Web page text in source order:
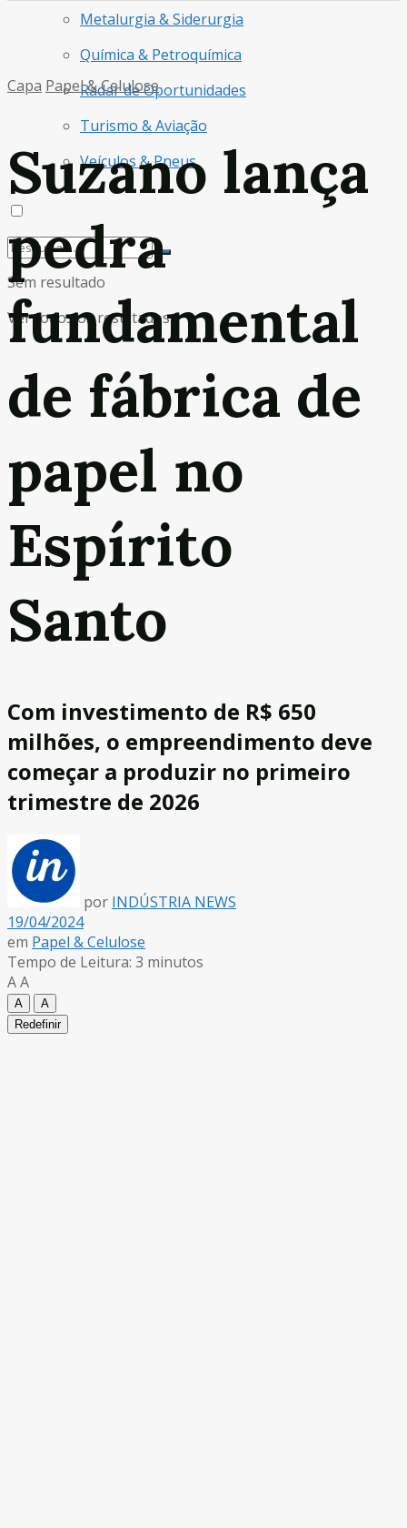
Metalurgia & Siderurgia
Química & Petroquímica
Radar de Oportunidades
Turismo & Aviação
Veículos & Pneus
Sem resultado
Ver todos os resultados
Capa Papel & Celulose
Suzano lança
pedra
fundamental
de fábrica de
papel no
Espírito
Santo
Com investimento de R$ 650
milhões, o empreendimento deve
começar a produzir no primeiro
trimestre de 2026
por INDÚSTRIA NEWS
19/04/2024
em Papel & Celulose
Tempo de Leitura: 3 minutos
AA
A
A
Redefinir